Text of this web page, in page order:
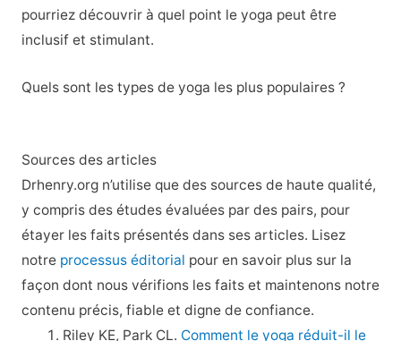
pourriez découvrir à quel point le yoga peut être
inclusif et stimulant.
Quels sont les types de yoga les plus populaires ?
Sources des articles
Drhenry.org n’utilise que des sources de haute qualité,
y compris des études évaluées par des pairs, pour
étayer les faits présentés dans ses articles. Lisez
notre processus éditorial pour en savoir plus sur la
façon dont nous vérifions les faits et maintenons notre
contenu précis, fiable et digne de confiance.
Riley KE, Park CL. Comment le yoga réduit-il le